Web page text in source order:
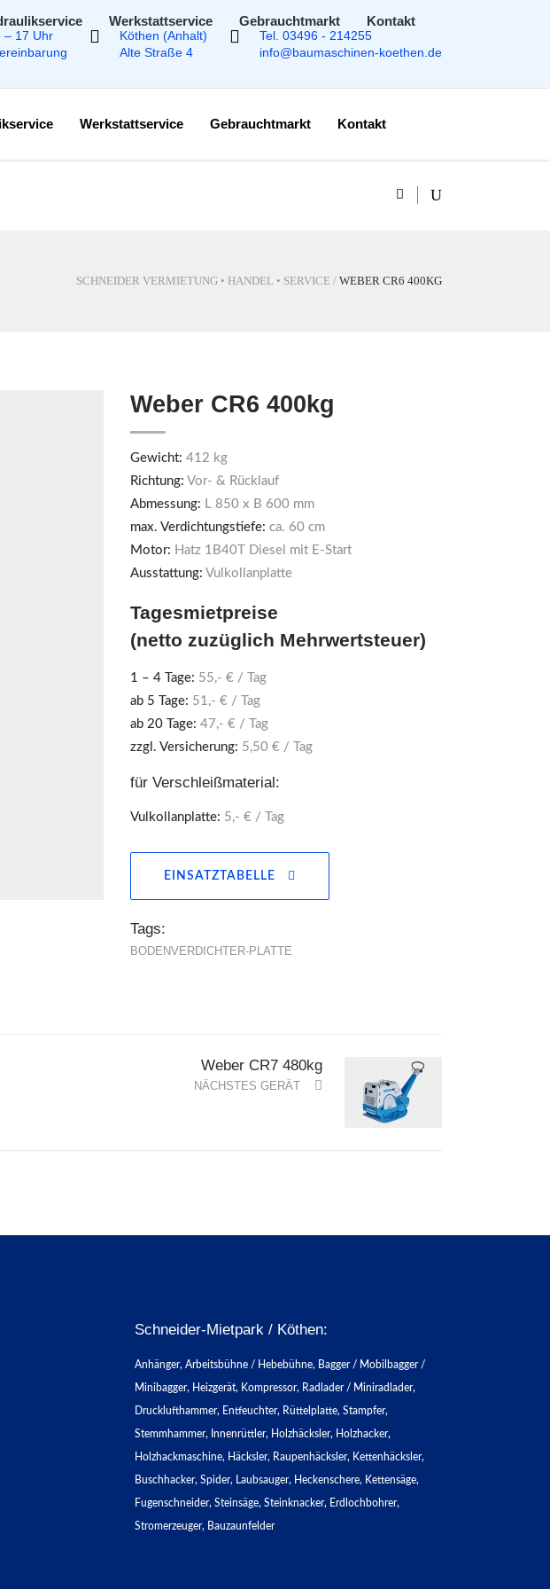
17 Uhr
Köthen (Anhalt)
Alte Straße 4
Tel. 03496 - 214255
info@baumaschinen-koethen.de
Werkstattservice Gebrauchtmarkt Kontakt
Werkstattservice Gebrauchtmarkt Kontakt
SCHNEIDER VERMIETUNG • HANDEL • SERVICE / WEBER CR6 400KG
Weber CR6 400kg
Gewicht: 412 kg
Richtung: Vor- & Rücklauf
Abmessung: L 850 x B 600 mm
max. Verdichtungstiefe:ca. 60 cm
Motor: Hatz 1B40T Diesel mit E-Start
Ausstattung: Vulkollanplatte
Tagesmietpreise
(netto zuzüglich Mehrwertsteuer)
1 – 4 Tage: 55,- € / Tag
ab 5 Tage: 51,- € / Tag
ab 20 Tage: 47,- € / Tag
zzgl. Versicherung: 5,50 € / Tag
für Verschleißmaterial:
Vulkollanplatte: 5,- € / Tag
EINSATZTABELLE
Tags:
BODENVERDICHTER-PLATTE
Weber CR7 480kg
NÄCHSTES GERÄT
Schneider-Mietpark / Köthen:
Anhänger, Arbeitsbühne / Hebebühne, Bagger / Mobilbagger /
Minibagger, Heizgerät, Kompressor, Radlader / Miniradlader,
Drucklufthammer, Entfeuchter, Rüttelplatte, Stampfer,
Stemmhammer, Innenrüttler, Holzhäcksler, Holzhacker,
Holzhackmaschine, Häcksler, Raupenhäcksler, Kettenhäcksler,
Buschhacker, Spider, Laubsauger, Heckenschere, Kettensäge,
Fugenschneider, Steinsäge, Steinknacker, Erdlochbohrer,
Stromerzeuger, Bauzaunfelder